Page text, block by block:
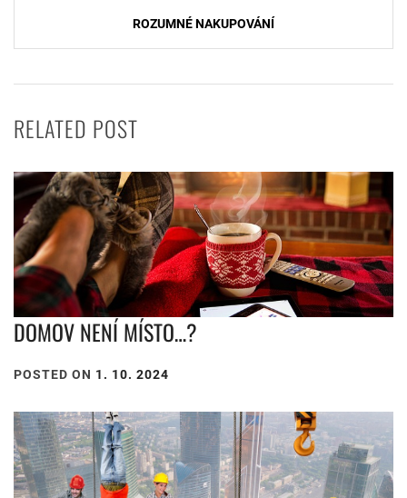
ROZUMNÉ NAKUPOVÁNÍ
RELATED POST
DOMOV NENÍ MÍSTO…?
POSTED ON 1. 10. 2024